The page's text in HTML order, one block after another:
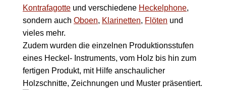
Kontrafagotte und verschiedene Heckelphone,
sondern auch Oboen, Klarinetten, Flöten und
vieles mehr.
Zudem wurden die einzelnen Produktionsstufen
eines Heckel- Instruments, vom Holz bis hin zum
fertigen Produkt, mit Hilfe anschaulicher
Holzschnitte, Zeichnungen und Muster präsentiert.